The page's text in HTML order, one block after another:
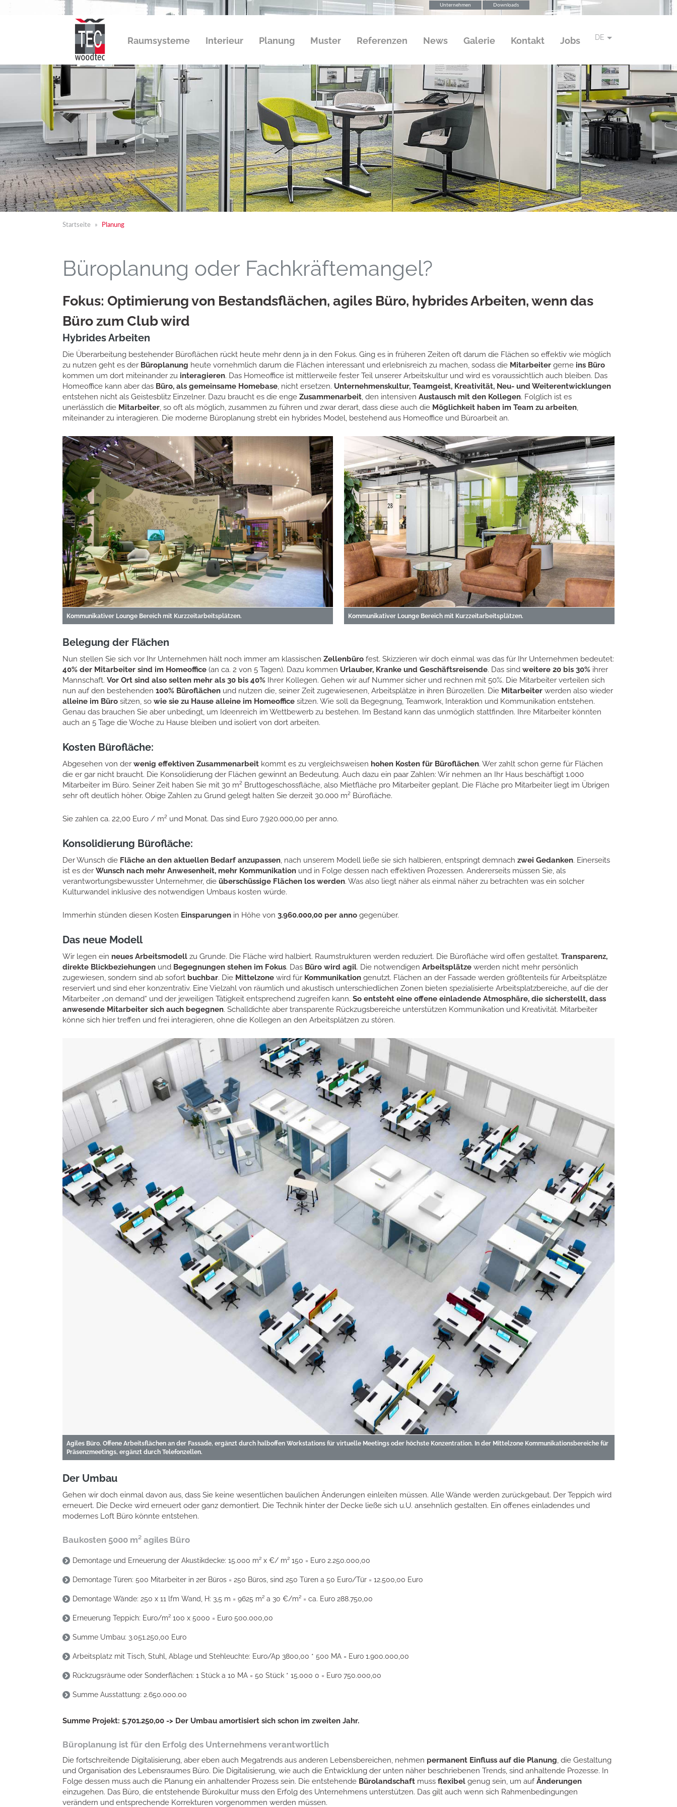
DE
Unternehmen Downloads
Raumsysteme Interieur Planung Muster Referenzen News Galerie Kontakt Jobs
Startseite Planung
Büroplanung oder Fachkräftemangel?
Fokus: Optimierung von Bestandsflächen, agiles Büro, hybrides Arbeiten, wenn das
Büro zum Club wird
Hybrides Arbeiten
Die Überarbeitung bestehender Büroflächen rückt heute mehr denn ja in den Fokus. Ging es in früheren Zeiten oft darum die Flächen so effektiv wie möglich
zu nutzen geht es der Büroplanung heute vornehmlich darum die Flächen interessant und erlebnisreich zu machen, sodass die Mitarbeitergerne ins Büro
kommen um dort miteinander zu interagieren. Das Homeoffice ist mittlerweile fester Teil unserer Arbeitskultur und wird es voraussichtlich auch bleiben. Das
Homeoffice kann aber das Büro, als gemeinsame Homebase, nicht ersetzen. Unternehmenskultur, Teamgeist, Kreativität, Neu- und Weiterentwicklungen
entstehen nicht als Geistesblitz Einzelner. Dazu braucht es die enge Zusammenarbeit, den intensiven Austausch mit den Kollegen. Folglich ist es
unerlässlich die Mitarbeiter, so oft als möglich, zusammen zu führen und zwar derart, dass diese auch die Möglichkeit haben im Team zu arbeiten,
miteinander zu interagieren. Die moderne Büroplanung strebt ein hybrides Model, bestehend aus Homeoffice und Büroarbeit an.
Kommunikativer Lounge Bereich mit Kurzzeitarbeitsplätzen. Kommunikativer Lounge Bereich mit Kurzzeitarbeitsplätzen.
Belegung der Flächen
Nun stellen Sie sich vor Ihr Unternehmen hält noch immer am klassischen Zellenbürofest. Skizzieren wir doch einmal was das für Ihr Unternehmen bedeutet:
40% der Mitarbeiter sind im Homeoffice(an ca. 2 von 5 Tagen). Dazu kommen Urlauber, Kranke und Geschäftsreisende. Das sind weitere 20 bis 30%ihrer
Mannschaft. Vor Ort sind also selten mehr als 30 bis 40%Ihrer Kollegen. Gehen wir auf Nummer sicher und rechnen mit 50%. Die Mitarbeiter verteilen sich
nun auf den bestehenden 100% Büroflächenund nutzen die, seiner Zeit zugewiesenen, Arbeitsplätze in ihren Bürozellen. Die Mitarbeiterwerden also wieder
alleine im Bürositzen, so wie sie zu Hause alleine im Homeofficesitzen. Wie soll da Begegnung, Teamwork, Interaktion und Kommunikation entstehen.
Genau das brauchen Sie aber unbedingt, um Ideenreich im Wettbewerb zu bestehen. Im Bestand kann das unmöglich stattfinden. Ihre Mitarbeiter könnten
auch an 5 Tage die Woche zu Hause bleiben und isoliert von dort arbeiten.
Kosten Bürofläche:
Abgesehen von der wenig effektiven Zusammenarbeitkommt es zu vergleichsweisen hohen Kosten für Büroflächen. Wer zahlt schon gerne für Flächen
die er gar nicht braucht. Die Konsolidierung der Flächen gewinnt an Bedeutung. Auch dazu ein paar Zahlen: Wir nehmen an Ihr Haus beschäftigt 1.000
Mitarbeiter im Büro. Seiner Zeit haben Sie mit 30 m² Bruttogeschossfläche, also Mietfläche pro Mitarbeiter geplant. Die Fläche pro Mitarbeiter liegt im Übrigen
sehr oft deutlich höher. Obige Zahlen zu Grund gelegt halten Sie derzeit 30.000 m² Bürofläche.
Sie zahlen ca. 22,00 Euro / m² und Monat. Das sind Euro 7.920.000,00 per anno.
Konsolidierung Bürofläche:
Der Wunsch die Fläche an den aktuellen Bedarf anzupassen, nach unserem Modell ließe sie sich halbieren, entspringt demnach zwei Gedanken. Einerseits
ist es der Wunsch nach mehr Anwesenheit, mehr Kommunikationund in Folge dessen nach effektiven Prozessen. Andererseits müssen Sie, als
verantwortungsbewusster Unternehmer, die überschüssige Flächen los werden. Was also liegt näher als einmal näher zu betrachten was ein solcher
Kulturwandel inklusive des notwendigen Umbaus kosten würde.
Immerhin stünden diesen Kosten Einsparungenin Höhe von 3.960.000,00 per annogegenüber.
Das neue Modell
Wir legen ein neues Arbeitsmodellzu Grunde. Die Fläche wird halbiert. Raumstrukturen werden reduziert. Die Bürofläche wird offen gestaltet. Transparenz,
direkte Blickbeziehungenund Begegnungen stehen im Fokus. Das Büro wird agil. Die notwendigen Arbeitsplätzewerden nicht mehr persönlich
zugewiesen, sondern sind ab sofort buchbar. Die Mittelzonewird für Kommunikationgenutzt. Flächen an der Fassade werden größtenteils für Arbeitsplätze
reserviert und sind eher konzentrativ. Eine Vielzahl von räumlich und akustisch unterschiedlichen Zonen bieten spezialisierte Arbeitsplatzbereiche, auf die der
Mitarbeiter „on demand“ und der jeweiligen Tätigkeit entsprechend zugreifen kann. So entsteht eine offene einladende Atmosphäre, die sicherstellt, dass
anwesende Mitarbeiter sich auch begegnen. Schalldichte aber transparente Rückzugsbereiche unterstützen Kommunikation und Kreativität. Mitarbeiter
könne sich hier treffen und frei interagieren, ohne die Kollegen an den Arbeitsplätzen zu stören.
Agiles Büro. Offene Arbeitsflächen an der Fassade, ergänzt durch halboffen Workstations für virtuelle Meetings oder höchste Konzentration. In der Mittelzone Kommunikationsbereiche für
Präsenzmeetings, ergänzt durch Telefonzellen.
Der Umbau
Gehen wir doch einmal davon aus, dass Sie keine wesentlichen baulichen Änderungen einleiten müssen. Alle Wände werden zurückgebaut. Der Teppich wird
erneuert. Die Decke wird erneuert oder ganz demontiert. Die Technik hinter der Decke ließe sich u.U. ansehnlich gestalten. Ein offenes einladendes und
modernes Loft Büro könnte entstehen.
Baukosten 5000 m² agiles Büro
Demontage und Erneuerung der Akustikdecke: 15.000 m² x €/ m² 150 = Euro 2.250.000,00
Demontage Türen: 500 Mitarbeiter in 2er Büros = 250 Büros, sind 250 Türen a 50 Euro/Tür = 12.500,00 Euro
Demontage Wände: 250 x 11 lfm Wand, H: 3,5 m = 9625 m² a 30 €/m² = ca. Euro 288.750,00
Erneuerung Teppich: Euro/m² 100 x 5000 = Euro 500.000,00
Summe Umbau: 3.051.250,00 Euro
Arbeitsplatz mit Tisch, Stuhl, Ablage und Stehleuchte: Euro/Ap 3800,00 * 500 MA = Euro 1.900.000,00
Rückzugsräume oder Sonderflächen: 1 Stück a 10 MA = 50 Stück * 15.000 0 = Euro 750.000,00
Summe Ausstattung: 2.650.000.00
Summe Projekt: 5.701.250,00 -> Der Umbau amortisiert sich schon im zweiten Jahr.
Büroplanung ist für den Erfolg des Unternehmens verantwortlich
Die fortschreitende Digitalisierung, aber eben auch Megatrends aus anderen Lebensbereichen, nehmen permanent Einfluss auf die Planung, die Gestaltung
und Organisation des Lebensraumes Büro. Die Digitalisierung, wie auch die Entwicklung der unten näher beschriebenen Trends, sind anhaltende Prozesse. In
Folge dessen muss auch die Planung ein anhaltender Prozess sein. Die entstehende Bürolandschaftmuss flexibelgenug sein, um aufÄnderungen
einzugehen. Das Büro, die entstehende Bürokultur muss den Erfolg des Unternehmens unterstützen. Das gilt auch wenn sich Rahmenbedingungen
verändern und entsprechende Korrekturen vorgenommen werden müssen.